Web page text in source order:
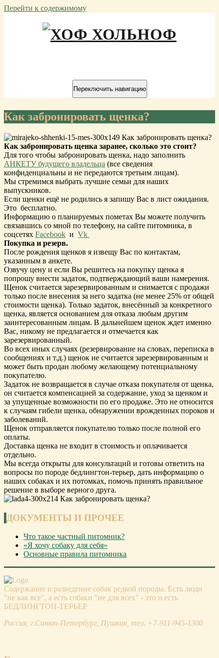
Перейти к содержимому
Переключить навигацию
Как забронировать щенка?
Как забронировать щенка заранее, сколько это стоит?
Для того чтобы забронировать щенка, надо заполнить
АНКЕТУ будущего владельца (все сведения
конфиденциальны и не передаются третьим лицам).
Мы стремимся выбрать лучшие семьи для наших
выпускников.
Если щенки ещё не родились я запишу Вас в лист ожидания.
Это бесплатно.
Информацию о планируемых пометах Вы можете получить
связавшись со мной по телефону, на сайте питомника, в
соцсетях Facebook и Vk
Покупка и резерв.
После рождения щенков я извещу Вас по контактам,
указанным в анкете.
Озвучу цену и если Вы решитесь на покупку щенка я
попрошу внести задаток, подтверждающий ваши намерения.
Щенок считается зарезервированным и снимается с продажи
только после внесения за него задатка (не менее 25% от общей
стоимости щенка). Только задаток, внесённый за конкретного
щенка, является основанием для отказа любым другим
заинтересованным лицам. В дальнейшем щенок ждет именно
Вас, никому не предлагается и отмечается как
зарезервированный.
Во всех иных случаях (резервирование на словах, переписка в
сообщениях и т.д.) щенок не считается зарезервированным и
может быть продан любому желающему потенциальному
покупателю.
Задаток не возвращается в случае отказа покупателя от щенка,
он считается компенсацией за содержание, уход за щенком и
за упущенные возможности по его продаже. Это не относится
к случаям гибели щенка, обнаружении врожденных пороков и
заболеваний.
Щенок отправляется покупателю только после полной его
оплаты.
Доставка щенка не входит в стоимость и оплачивается
отдельно.
Мы всегда открыты для консультаций и готовы ответить на
вопросы по породе бедлингтон-терьер, дать информацию о
наших собаках и их потомках, помочь принять правильное
решение в выборе верного друга.
ДОКУМЕНТЫ И ПРОЧЕЕ
Что такое частный питомник?
«Я хочу собаку для себя»
Основные правила питомника
Содержание и разведение собак редкой породы. Есть люди
"не как все", а есть собаки "не для всех" - это и есть
БЕДЛИНГТОН-ТЕРЬЕР
Россия, г.Санкт-Петербург, Пушкин, тел. +7-911-945-1300